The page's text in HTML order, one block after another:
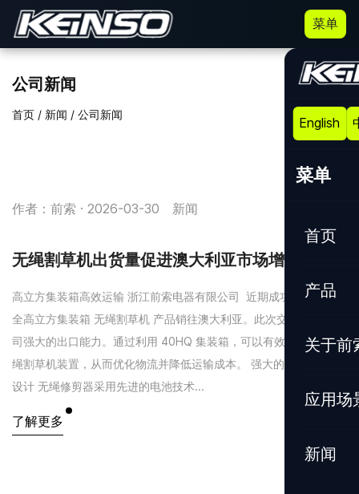
菜单
English
菜单
首页
产品
关于前
应用场
新闻
公司新闻
首页 / 新闻 / 公司新闻
作者：前索 · 2026-03-30 新闻
无绳割草机出货量促进澳大利亚市场增长
高立方集装箱高效运输 浙江前索电器有限公司 近期成功装运了一个
全高立方集装箱 无绳割草机 产品销往澳大利亚。此次交付凸显了公
司强大的出口能力。通过利用 40HQ 集装箱，可以有效装载更多无
绳割草机装置，从而优化物流并降低运输成本。 强大的产品性能和
设计 无绳修剪器采用先进的电池技术...
了解更多